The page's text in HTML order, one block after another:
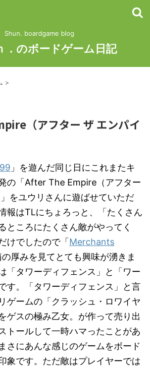
Shun. boardgame blog
．のボードゲーム日記
>
（アフター ザ エンパイ
」を遊んだ同じ日にこれまたキ
の「After The Empire（アフター
をユウリさんに遊ばせていただ
報はTLにちょろっと、「たくさん
ところにたくさん敵がやってく
けでしたので「 Merchants
の厚みを見てとても興味が湧きま
「タワーディフェンス」と「ワー
す。「タワーディフェンス」と言
ゲームの「クラッシュ・ロワイヤ
ゲスの極み乙女。が作って売り出
トールして一時ハマったことがあ
さにあんな感じのゲームをボード
象です。ただ敵はプレイヤーでは